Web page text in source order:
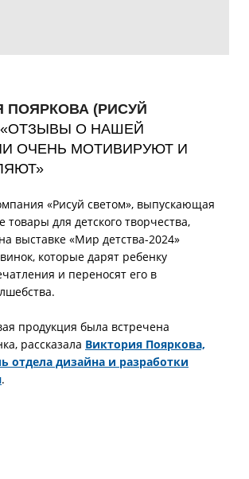
ПОЯРКОВА (РИСУЙ
«ОТЗЫВЫ О НАШЕЙ
ОЧЕНЬ МОТИВИРУЮТ И
«Рисуй светом», выпускающая
товары для детского творчества,
выставке «Мир детства-2024»
которые дарят ребенку
и переносят его в
продукция была встречена
рассказала Виктория Пояркова,
отдела дизайна и разработки
.